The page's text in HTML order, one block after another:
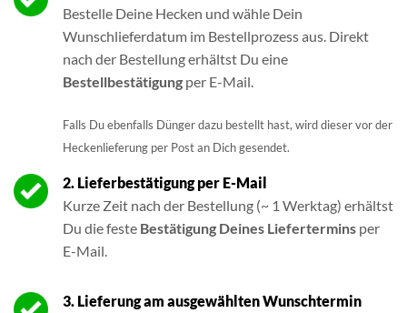
Bestelle Deine Hecken und wähle Dein
Wunschlieferdatum im Bestellprozess aus. Direkt
nach der Bestellung erhältst Du eine
Bestellbestätigung per E-Mail.
Falls Du ebenfalls Dünger dazu bestellt hast, wird dieser vor der
Heckenlieferung per Post an Dich gesendet.
2. Lieferbestätigung per E-Mail
Kurze Zeit nach der Bestellung (~ 1 Werktag) erhältst
Du die feste Bestätigung Deines Liefertermins per
E-Mail.
3. Lieferung am ausgewählten Wunschtermin